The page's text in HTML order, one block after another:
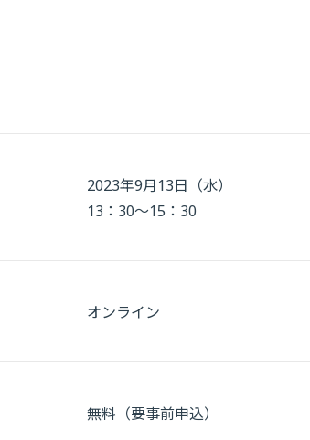
2023年9月13日（水）
13：30～15：30
オンライン
無料（要事前申込）